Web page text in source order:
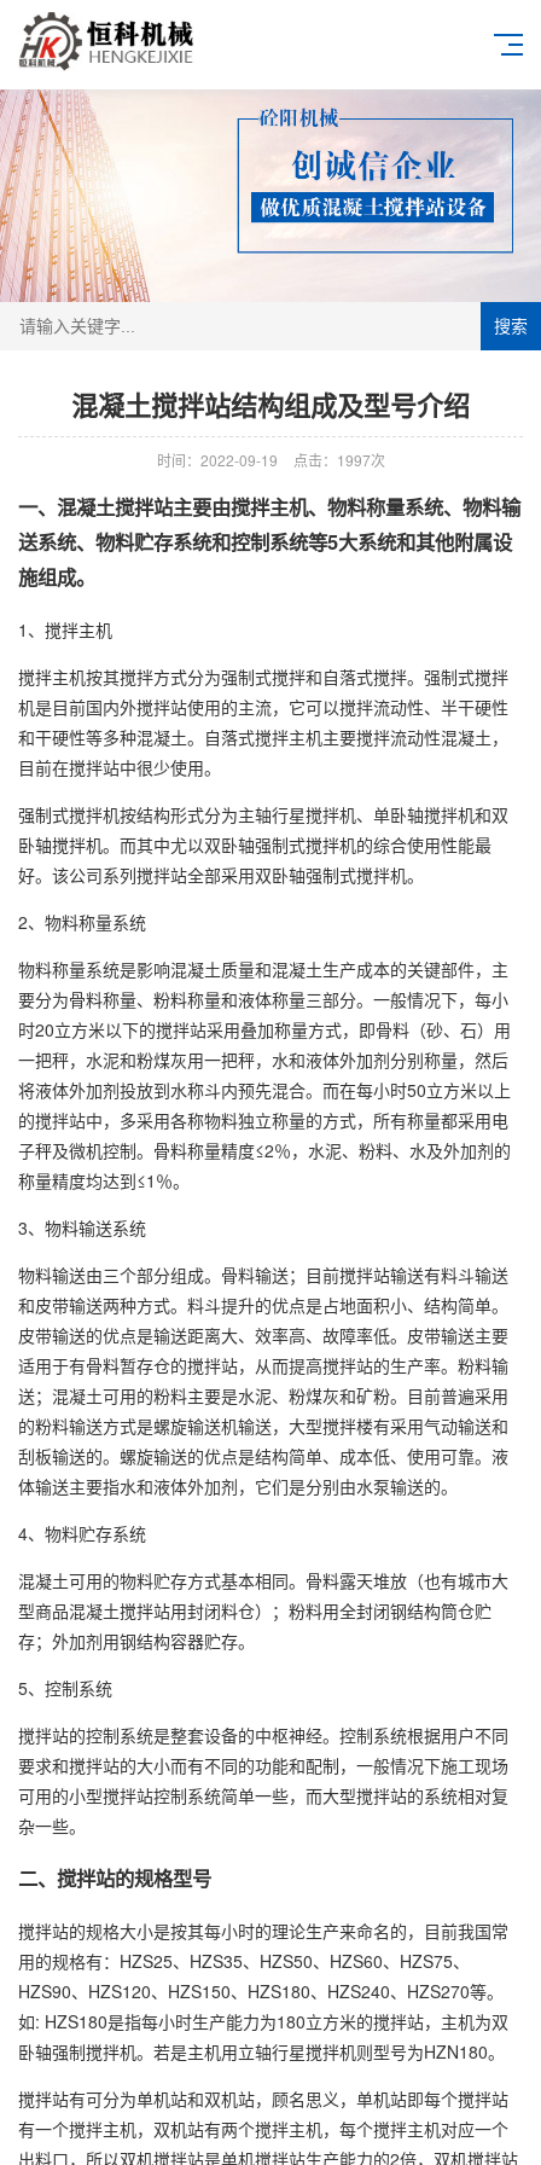
搜索
混凝土搅拌站结构组成及型号介绍
时间：2022-09-19 点击：1997次
一、混凝土搅拌站主要由搅拌主机、物料称量系统、物料输
送系统、物料贮存系统和控制系统等5大系统和其他附属设
施组成。
1、搅拌主机
搅拌主机按其搅拌方式分为强制式搅拌和自落式搅拌。强制式搅拌
机是目前国内外搅拌站使用的主流，它可以搅拌流动性、半干硬性
和干硬性等多种混凝土。自落式搅拌主机主要搅拌流动性混凝土，
目前在搅拌站中很少使用。
强制式搅拌机按结构形式分为主轴行星搅拌机、单卧轴搅拌机和双
卧轴搅拌机。而其中尤以双卧轴强制式搅拌机的综合使用性能最
好。该公司系列搅拌站全部采用双卧轴强制式搅拌机。
2、物料称量系统
物料称量系统是影响混凝土质量和混凝土生产成本的关键部件，主
要分为骨料称量、粉料称量和液体称量三部分。一般情况下，每小
时20立方米以下的搅拌站采用叠加称量方式，即骨料（砂、石）用
一把秤，水泥和粉煤灰用一把秤，水和液体外加剂分别称量，然后
将液体外加剂投放到水称斗内预先混合。而在每小时50立方米以上
的搅拌站中，多采用各称物料独立称量的方式，所有称量都采用电
子秤及微机控制。骨料称量精度≤2％，水泥、粉料、水及外加剂的
称量精度均达到≤1％。
3、物料输送系统
物料输送由三个部分组成。骨料输送；目前搅拌站输送有料斗输送
和皮带输送两种方式。料斗提升的优点是占地面积小、结构简单。
皮带输送的优点是输送距离大、效率高、故障率低。皮带输送主要
适用于有骨料暂存仓的搅拌站，从而提高搅拌站的生产率。粉料输
送；混凝土可用的粉料主要是水泥、粉煤灰和矿粉。目前普遍采用
的粉料输送方式是螺旋输送机输送，大型搅拌楼有采用气动输送和
刮板输送的。螺旋输送的优点是结构简单、成本低、使用可靠。液
体输送主要指水和液体外加剂，它们是分别由水泵输送的。
4、物料贮存系统
混凝土可用的物料贮存方式基本相同。骨料露天堆放（也有城市大
型商品混凝土搅拌站用封闭料仓）；粉料用全封闭钢结构筒仓贮
存；外加剂用钢结构容器贮存。
5、控制系统
搅拌站的控制系统是整套设备的中枢神经。控制系统根据用户不同
要求和搅拌站的大小而有不同的功能和配制，一般情况下施工现场
可用的小型搅拌站控制系统简单一些，而大型搅拌站的系统相对复
杂一些。
二、搅拌站的规格型号
搅拌站的规格大小是按其每小时的理论生产来命名的，目前我国常
用的规格有：HZS25、HZS35、HZS50、HZS60、HZS75、
HZS90、HZS120、HZS150、HZS180、HZS240、HZS270等。
如: HZS180是指每小时生产能力为180立方米的搅拌站，主机为双
卧轴强制搅拌机。若是主机用立轴行星搅拌机则型号为HZN180。
搅拌站有可分为单机站和双机站，顾名思义，单机站即每个搅拌站
有一个搅拌主机，双机站有两个搅拌主机，每个搅拌主机对应一个
出料口，所以双机搅拌站是单机搅拌站生产能力的2倍，双机搅拌站